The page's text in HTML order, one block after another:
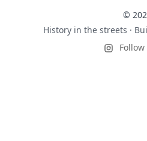
©
History in the streets ·